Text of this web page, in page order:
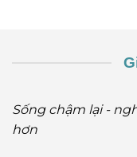
Sống chậm lại -
hơn